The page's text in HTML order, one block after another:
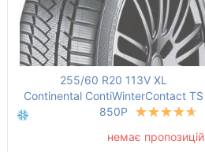
255/60 R20 113V XL
Continental ContiWinterContact TS
850P
немає пропозицій